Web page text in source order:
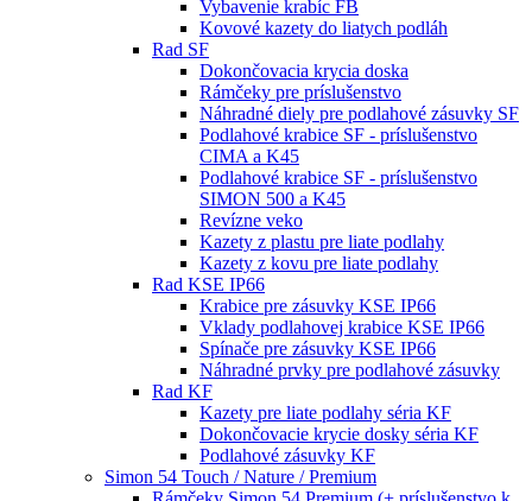
Vybavenie krabíc FB
Kovové kazety do liatych podláh
Rad SF
Dokončovacia krycia doska
Rámčeky pre príslušenstvo
Náhradné diely pre podlahové zásuvky SF
Podlahové krabice SF - príslušenstvo
CIMA a K45
Podlahové krabice SF - príslušenstvo
SIMON 500 a K45
Revízne veko
Kazety z plastu pre liate podlahy
Kazety z kovu pre liate podlahy
Rad KSE IP66
Krabice pre zásuvky KSE IP66
Vklady podlahovej krabice KSE IP66
Spínače pre zásuvky KSE IP66
Náhradné prvky pre podlahové zásuvky
Rad KF
Kazety pre liate podlahy séria KF
Dokončovacie krycie dosky séria KF
Podlahové zásuvky KF
Simon 54 Touch / Nature / Premium